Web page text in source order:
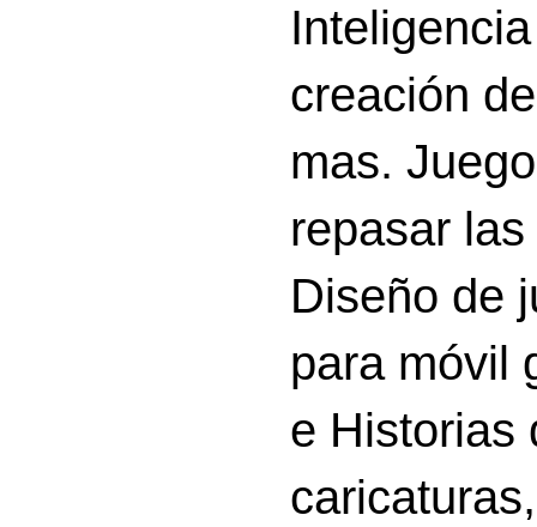
creación
mas.
repasar
Diseño de
para móvil
e Historias